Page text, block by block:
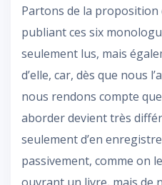
Partons de la proposition
publiant ces six
seulement lus, mais
d’elle, car, dès que nous
nous rendons compte
aborder devient très
seulement d’en
passivement, comme on